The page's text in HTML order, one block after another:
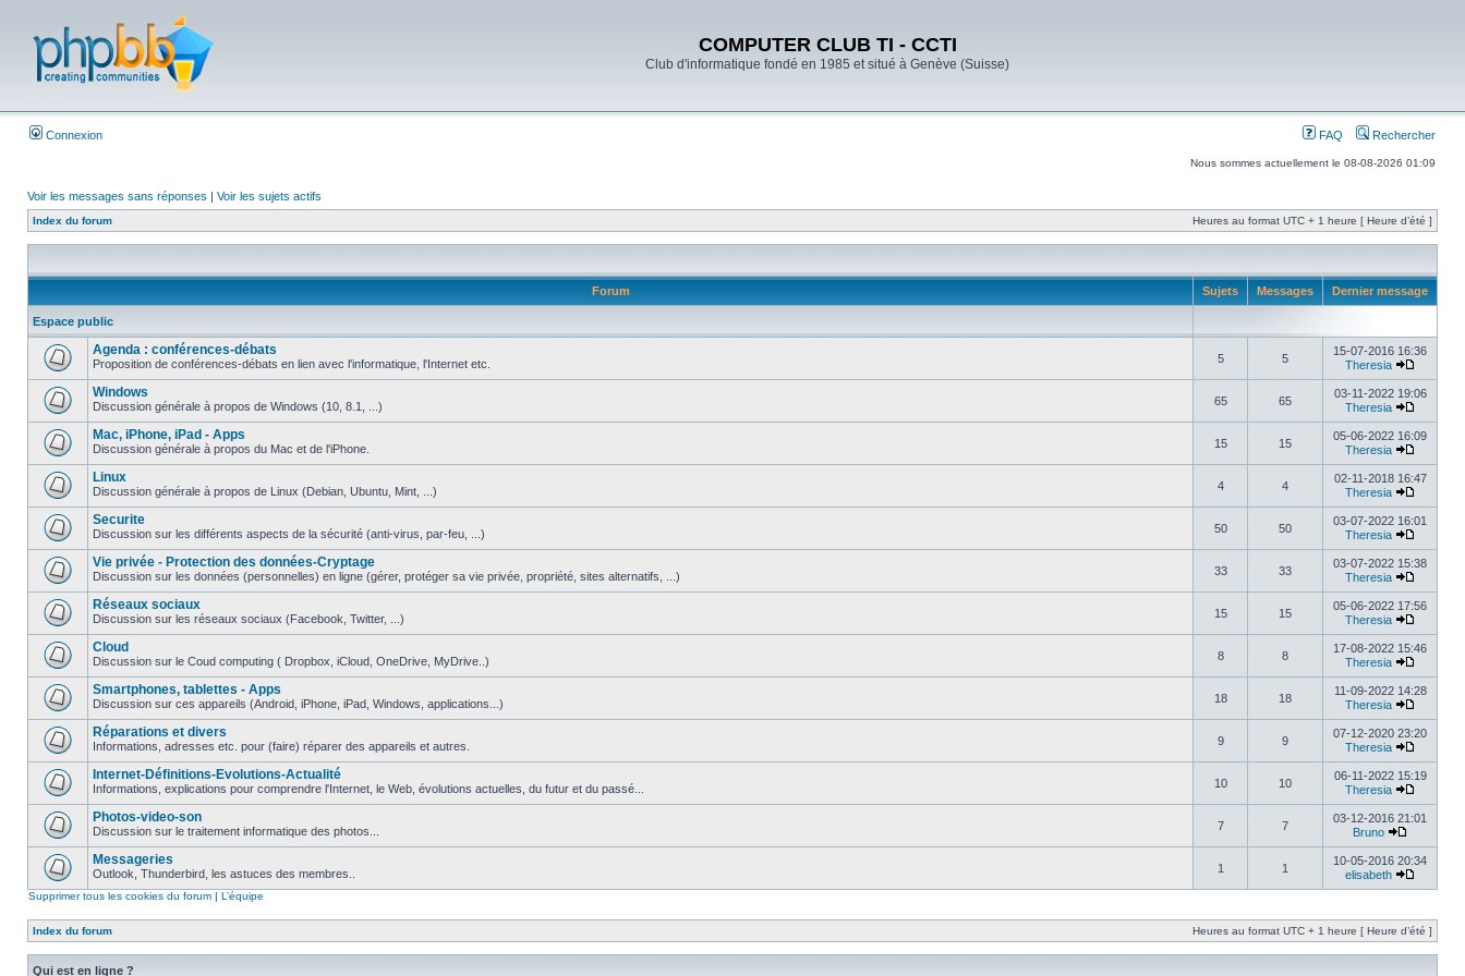
COMPUTER CLUB TI - CCTI
Club d'informatique fondé en 1985 et situé à Genève (Suisse)
Connexion FAQ Rechercher
Nous sommes actuellement le 08-08-2026 01:09
Voir les messages sans réponses | Voir les sujets actifs
Index du forum Heures au format UTC + 1 heure [ Heure d’été ]
Forum Sujets Messages Dernier message
Espace public
Agenda : conférences-débats
Proposition de conférences-débats en lien avec l'informatique, l'Internet etc. 5 5
15-07-2016 16:36
Theresia
Windows
Discussion générale à propos de Windows (10, 8.1, ...) 65 65
03-11-2022 19:06
Theresia
Mac, iPhone, iPad - Apps
Discussion générale à propos du Mac et de l'iPhone. 15 15
05-06-2022 16:09
Theresia
Linux
Discussion générale à propos de Linux (Debian, Ubuntu, Mint, ...) 4 4
02-11-2018 16:47
Theresia
Securite
Discussion sur les différents aspects de la sécurité (anti-virus, par-feu, ...) 50 50
03-07-2022 16:01
Theresia
Vie privée - Protection des données-Cryptage
Discussion sur les données (personnelles) en ligne (gérer, protéger sa vie privée, propriété, sites alternatifs, ...) 33 33
03-07-2022 15:38
Theresia
Réseaux sociaux
Discussion sur les réseaux sociaux (Facebook, Twitter, ...) 15 15
05-06-2022 17:56
Theresia
Cloud
Discussion sur le Coud computing ( Dropbox, iCloud, OneDrive, MyDrive..) 8 8
17-08-2022 15:46
Theresia
Smartphones, tablettes - Apps
Discussion sur ces appareils (Android, iPhone, iPad, Windows, applications...) 18 18
11-09-2022 14:28
Theresia
Réparations et divers
Informations, adresses etc. pour (faire) réparer des appareils et autres. 9 9
07-12-2020 23:20
Theresia
Internet-Définitions-Evolutions-Actualité
Informations, explications pour comprendre l'Internet, le Web, évolutions actuelles, du futur et du passé... 10 10
06-11-2022 15:19
Theresia
Photos-video-son
Discussion sur le traitement informatique des photos... 7 7
03-12-2016 21:01
Bruno
Messageries
Outlook, Thunderbird, les astuces des membres.. 1 1
10-05-2016 20:34
elisabeth
Supprimer tous les cookies du forum | L’équipe
Index du forum Heures au format UTC + 1 heure [ Heure d’été ]
Qui est en ligne ?